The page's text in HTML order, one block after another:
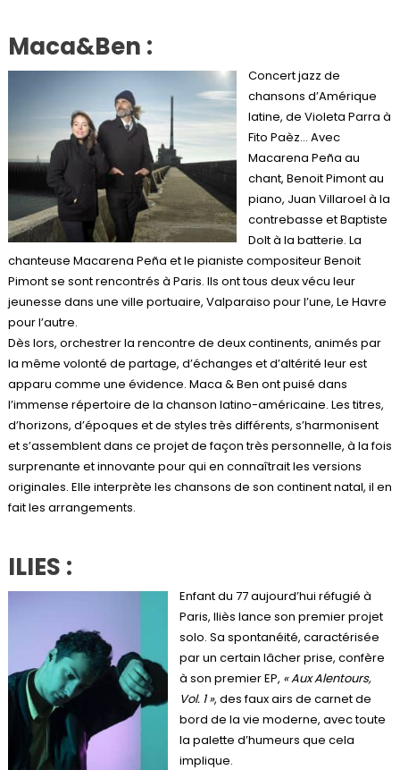
Maca&Ben :
Concert jazz de
chansons d’Amérique
latine, de Violeta Parra à
Fito Paèz… Avec
Macarena Peña au
chant, Benoit Pimont au
piano, Juan Villaroel à la
contrebasse et Baptiste
Dolt à la batterie. La
chanteuse Macarena Peña et le pianiste compositeur Benoit
Pimont se sont rencontrés à Paris. Ils ont tous deux vécu leur
jeunesse dans une ville portuaire, Valparaiso pour l’une, Le Havre
pour l’autre.
Dès lors, orchestrer la rencontre de deux continents, animés par
la même volonté de partage, d’échanges et d’altérité leur est
apparu comme une évidence. Maca & Ben ont puisé dans
l’immense répertoire de la chanson latino-américaine. Les titres,
d’horizons, d’époques et de styles très différents, s’harmonisent
et s’assemblent dans ce projet de façon très personnelle, à la fois
surprenante et innovante pour qui en connaîtrait les versions
originales. Elle interprète les chansons de son continent natal, il en
fait les arrangements.
ILIES :
Enfant du 77 aujourd’hui réfugié à
Paris, Iliès lance son premier projet
solo. Sa spontanéité, caractérisée
par un certain lâcher prise, confère
à son premier EP, « Aux Alentours,
Vol. 1 », des faux airs de carnet de
bord de la vie moderne, avec toute
la palette d’humeurs que cela
implique.